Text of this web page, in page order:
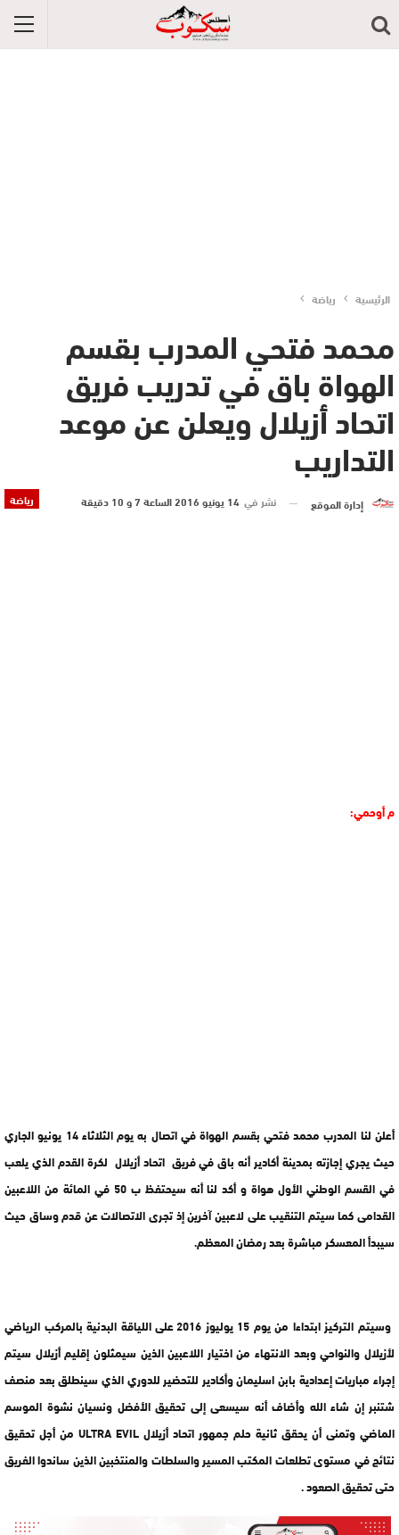
الرئيسية رياضة
محمد فتحي المدرب بقسم
الهواة باق في تدريب فريق
اتحاد أزيلال ويعلن عن موعد
التداريب
رياضة إدارة الموقع نشر في 14 يونيو 2016 الساعة 7 و 10 دقيقة
م أوحمي:
أعلن لنا المدرب محمد فتحي بقسم الهواة في اتصال به يوم الثلاثاء 14 يونيو الجاري
حيث يجري إجازته بمدينة أكادير أنه باق في فريق اتحاد أزيلال لكرة القدم الذي يلعب
في القسم الوطني الأول هواة و أكد لنا أنه سيحتفظ ب 50 في المائة من اللاعبين
القدامى كما سيتم التنقيب على لاعبين آخرين إذ تجرى الاتصالات عن قدم وساق حيث
سيبدأ المعسكر مباشرة بعد رمضان المعظم.
وسيتم التركيز ابتداءا من يوم 15 يوليوز 2016 على اللياقة البدنية بالمركب الرياضي
لأزيلال والنواحي وبعد الانتهاء من اختيار اللاعبين الذين سيمثلون إقليم أزيلال سيتم
إجراء مباريات إعدادية بابن اسليمان وأكادير للتحضير للدوري الذي سينطلق بعد منصف
شتنبر إن شاء الله وأضاف أنه سيسعى إلى تحقيق الأفضل ونسيان نشوة الموسم
الماضي وتمنى أن يحقق ثانية حلم جمهور اتحاد أزيلال ULTRA EVIL من أجل تحقيق
نتائج في مستوى تطلعات المكتب المسير والسلطات والمنتخبين الذين ساندوا الفريق
حتى تحقيق الصعود .